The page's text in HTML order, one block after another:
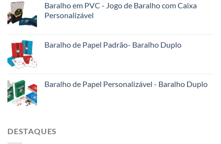
Baralho em PVC - Jogo de Baralho com Caixa
Personalizável
Baralho de Papel Padrão- Baralho Duplo
Baralho de Papel Personalizável - Baralho Duplo
DESTAQUES